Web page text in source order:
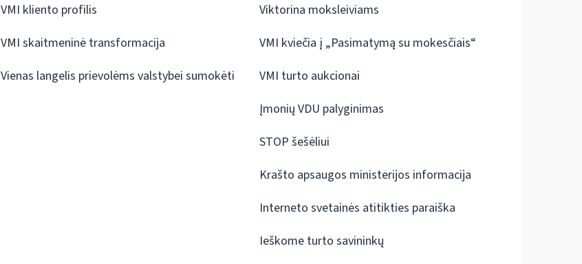
VMI kliento profilis
VMI skaitmeninė transformacija
Vienas langelis prievolėms valstybei sumokėti
Viktorina moksleiviams
VMI kviečia į „Pasimatymą su mokesčiais“
VMI turto aukcionai
Įmonių VDU palyginimas
STOP šešėliui
Krašto apsaugos ministerijos informacija
Interneto svetainės atitikties paraiška
Ieškome turto savininkų